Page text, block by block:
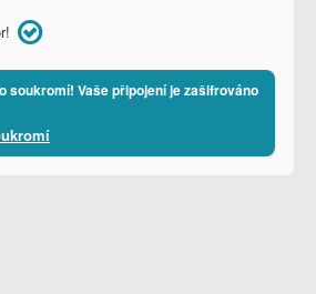
soukromí! Vaše připojení je zašifrováno